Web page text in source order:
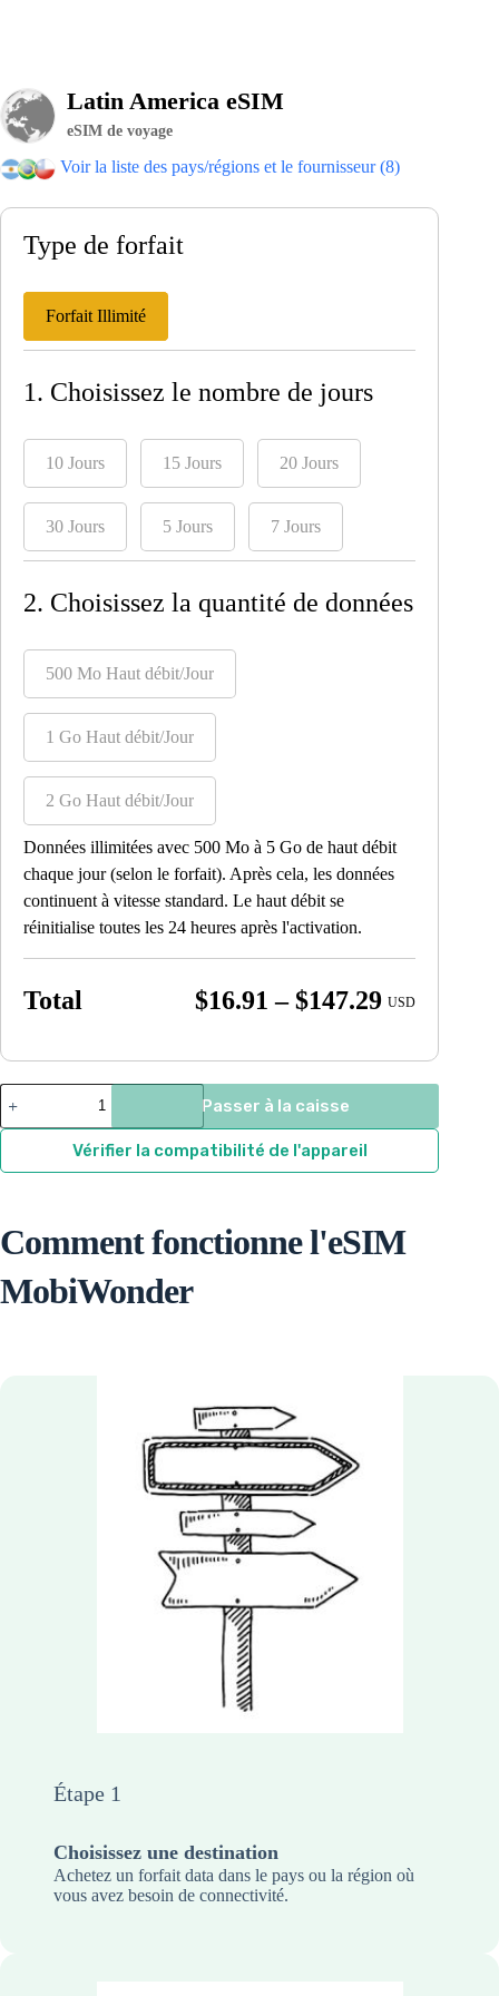
Latin America eSIM
eSIM de voyage
Voir la liste des pays/régions et le fournisseur (8)
Type de forfait
Forfait Illimité
1. Choisissez le nombre de jours
10 Jours 15 Jours 20 Jours
30 Jours 5 Jours 7 Jours
2. Choisissez la quantité de données
500 Mo Haut débit/Jour
1 Go Haut débit/Jour
2 Go Haut débit/Jour
Données illimitées avec 500 Mo à 5 Go de haut débit
chaque jour (selon le forfait). Après cela, les données
continuent à vitesse standard. Le haut débit se
réinitialise toutes les 24 heures après l'activation.
Total $16.91 – $147.29Price
$16.91
through
$147.29
USD
Latin
America
eSIM
Passer à la caisse
Vérifier la compatibilité de l'appareil
Comment fonctionne l'eSIM
MobiWonder
Étape 1
Choisissez une destination
Achetez un forfait data dans le pays ou la région où
vous avez besoin de connectivité.